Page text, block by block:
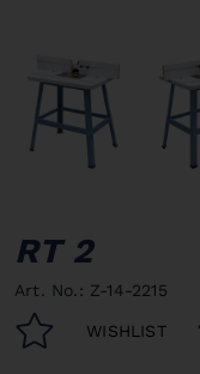
RT 2
Art. No.: Z-14-2215
WISHLIST